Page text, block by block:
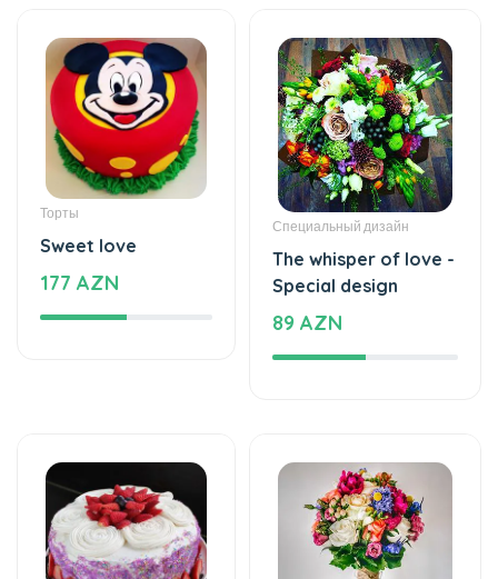
Торты
Sweet love
177 AZN
Специальный дизайн
The whisper of love -
Special design
89 AZN